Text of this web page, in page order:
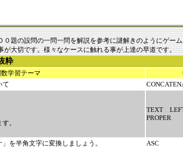
題の設問の一問一問を解説を参考に謎解きのようにゲー
が大切です。様々なケースに触れる事が上達の早道です。
粋
数学習テーマ
て
。
TEXT
PROPER
を半角文字に変換しましょう。 ASC